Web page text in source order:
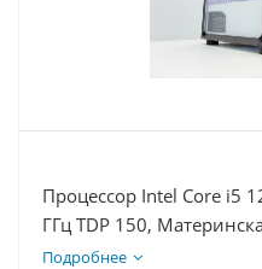
Процессор Intel Core i5
ГГц TDP 150,
Видеокарта RX 6400
Подробнее